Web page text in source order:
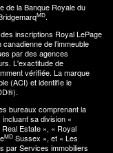
de la Banque Royale du
MD.
inscriptions Royal LePage
de l’immeuble
par des agences
L'exactitude de
vérifiée. La marque
(ACI) et identifie le
bureaux comprenant la
incluant sa division «
Real Estate », « Royal
MD Sussex », et « Les
par Services immobiliers